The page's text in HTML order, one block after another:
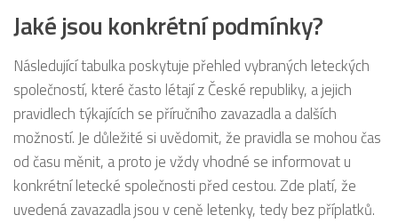
Jaké jsou konkrétní podmínky?
Následující tabulka poskytuje přehled vybraných leteckých
společností, které často létají z České republiky, a jejich
pravidlech týkajících se příručního zavazadla a dalších
možností. Je důležité si uvědomit, že pravidla se mohou čas
od času měnit, a proto je vždy vhodné se informovat u
konkrétní letecké společnosti před cestou. Zde platí, že
uvedená zavazadla jsou v ceně letenky, tedy bez příplatků.